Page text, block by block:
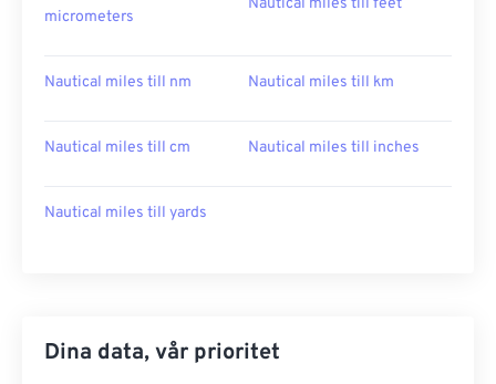
micrometers
Nautical miles till feet
Nautical miles till nm Nautical miles till km
Nautical miles till cm Nautical miles till inches
Nautical miles till yards
Dina data, vår prioritet